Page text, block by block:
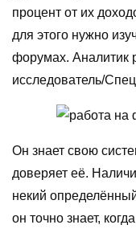
процент от их
для этого нужно
форумах. Аналитик
исследователь/
Он знает свою
доверяет её.
некий
он точно знает,